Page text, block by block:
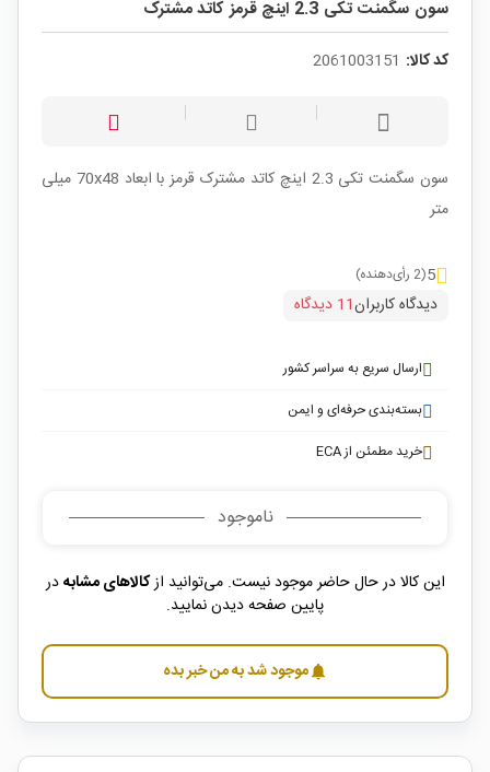
سون سگمنت تکی 2.3 اینچ قرمز کاتد مشترک
کد کالا: 2061003151
سون سگمنت تکی 2.3 اینچ کاتد مشترک قرمز با ابعاد 70x48 میلی
متر
5(2 رأی‌دهنده)
دیدگاه کاربران11 دیدگاه
ارسال سریع به سراسر کشور
بسته‌بندی حرفه‌ای و ایمن
خرید مطمئن از ECA
ناموجود
این کالا در حال حاضر موجود نیست. می‌توانید ازکالاهای مشابهدر
پایین صفحه دیدن نمایید.
notificationsموجود شد به من خبر بده